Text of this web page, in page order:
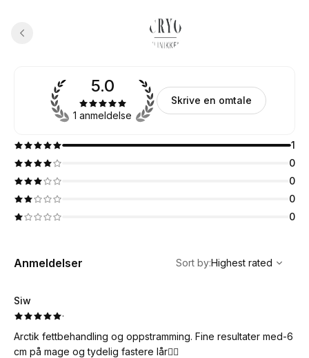
5.0
1 anmeldelse
Skrive en omtale
1
0
0
0
0
Anmeldelser
Highest rated
Sort by:Highest rated
Siw
·
Arctik fettbehandling og oppstramming. Fine resultater med-6
cm på mage og tydelig fastere lår👍🏻